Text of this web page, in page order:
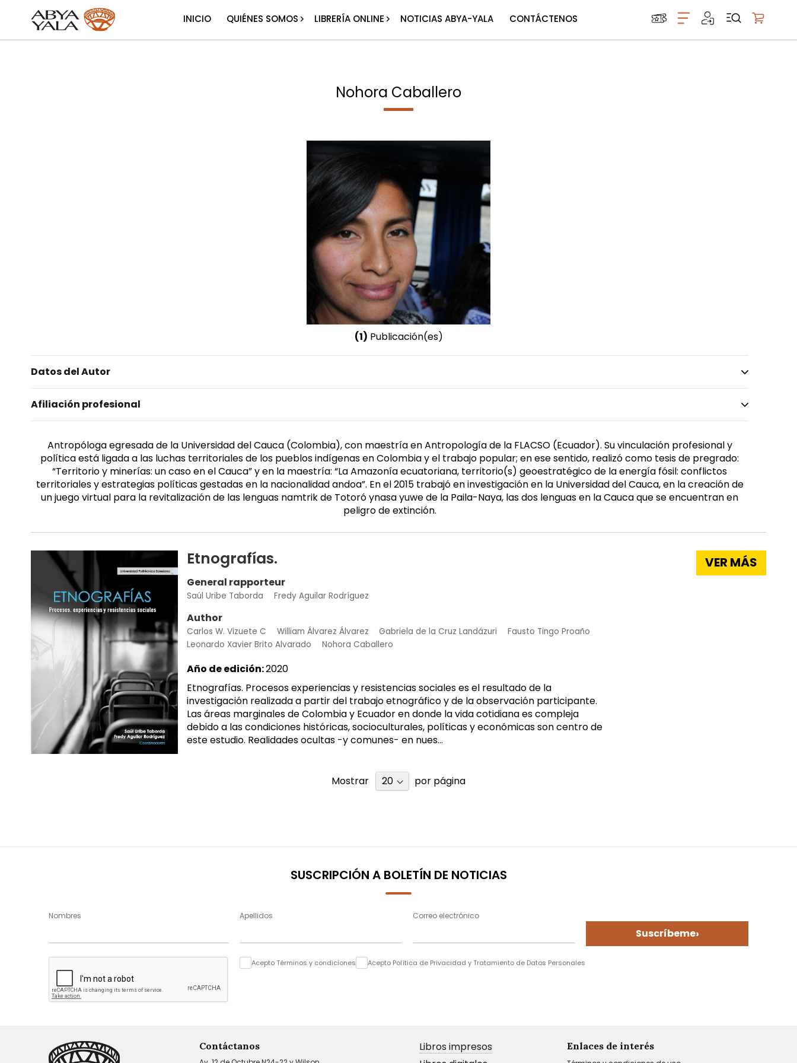
INICIO QUIÉNES SOMOS LIBRERÍA ONLINE NOTICIAS ABYA-YALA CONTÁCTENOS
Nohora Caballero
(1) Publicación(es)
Datos del Autor
Femenino
Afiliación profesional
Antropóloga egresada de la Universidad del Cauca (Colombia), con maestría en Antropología de la FLACSO (Ecuador). Su vinculación profesional y
política está ligada a las luchas territoriales de los pueblos indígenas en Colombia y el trabajo popular; en ese sentido, realizó como tesis de pregrado:
“Territorio y minerías: un caso en el Cauca” y en la maestría: “La Amazonía ecuatoriana, territorio(s) geoestratégico de la energía fósil: conflictos
territoriales y estrategias políticas gestadas en la nacionalidad andoa”. En el 2015 trabajó en investigación en la Universidad del Cauca, en la creación de
un juego virtual para la revitalización de las lenguas namtrik de Totoró ynasa yuwe de la Paila-Naya, las dos lenguas en la Cauca que se encuentran en
peligro de extinción.
Etnografías.
General rapporteur
Saúl Uribe Taborda Fredy Aguilar Rodríguez
Author
Carlos W. Vizuete C William Álvarez Álvarez Gabriela de la Cruz Landázuri
Fausto Tingo Proaño
Leonardo Xavier Brito Alvarado
Nohora Caballero
Año de edición:2020
Etnografías. Procesos experiencias y resistencias sociales es el resultado de la
investigación realizada a partir del trabajo etnográfico y de la observación participante.
Las áreas marginales de Colombia y Ecuador en donde la vida cotidiana es compleja
debido a las condiciones históricas, socioculturales, políticas y económicas son centro de
este estudio. Realidades ocultas -y comunes- en nues...
VER MÁS
Mostrar por página
SUSCRIPCIÓN A BOLETÍN DE NOTICIAS
Nombres Apellidos Correo electrónico
Suscríbeme›
Acepto Términos y condiciones Acepto Política de Privacidad y Tratamiento de Datos Personales
Contáctanos
Libros impresos
Enlaces de interés